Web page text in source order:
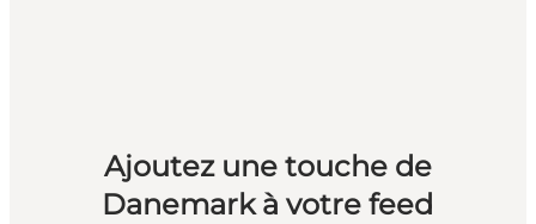
Ajoutez une touche de
Danemark à votre feed